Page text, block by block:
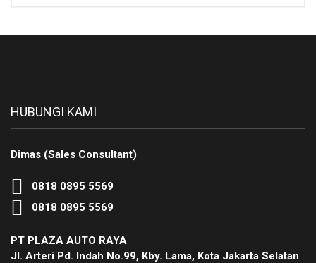
HUBUNGI KAMI
Dimas (Sales Consultant)
0818 0895 5569
0818 0895 5569
PT PLAZA AUTO RAYA
Jl. Arteri Pd. Indah No.99, Kby. Lama, Kota Jakarta Selatan